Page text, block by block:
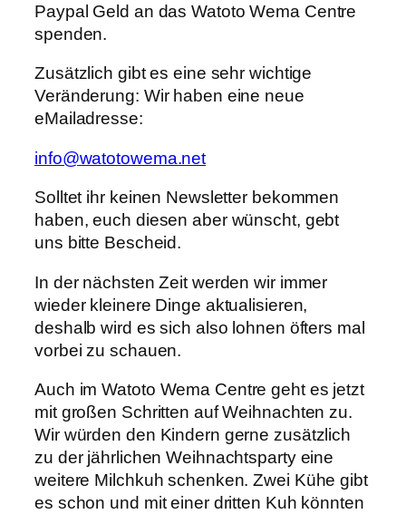
Paypal Geld an das Watoto Wema Centre
spenden.
Zusätzlich gibt es eine sehr wichtige
Veränderung: Wir haben eine neue
eMailadresse:
info@watotowema.net
Solltet ihr keinen Newsletter bekommen
haben, euch diesen aber wünscht, gebt
uns bitte Bescheid.
In der nächsten Zeit werden wir immer
wieder kleinere Dinge aktualisieren,
deshalb wird es sich also lohnen öfters mal
vorbei zu schauen.
Auch im Watoto Wema Centre geht es jetzt
mit großen Schritten auf Weihnachten zu.
Wir würden den Kindern gerne zusätzlich
zu der jährlichen Weihnachtsparty eine
weitere Milchkuh schenken. Zwei Kühe gibt
es schon und mit einer dritten Kuh könnten